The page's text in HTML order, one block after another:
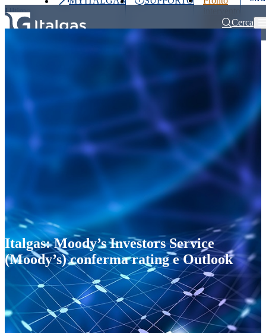
Ultimo
prezzo
800 900Cerca
Italgas: Moody’s Investors Service
(Moody’s) conferma rating e Outlook